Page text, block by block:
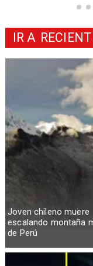
Joven chileno muere
escalando montaña
de Perú
IR A